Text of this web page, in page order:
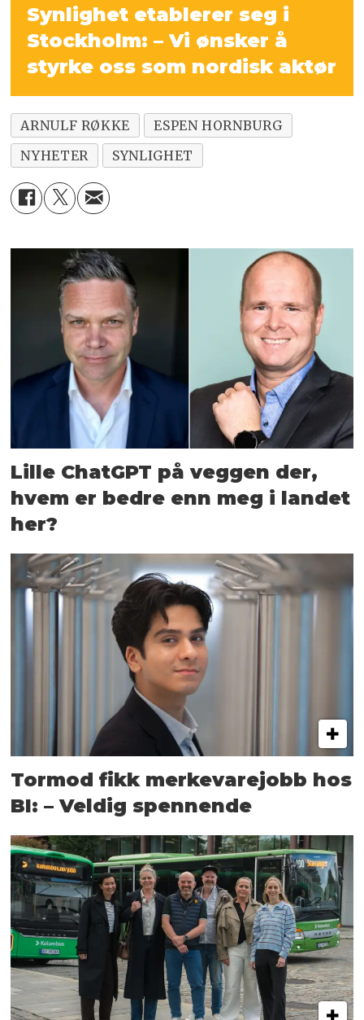
Synlighet etablerer seg i
Stockholm: – Vi ønsker å
styrke oss som nordisk aktør
ARNULF RØKKE
ESPEN HORNBURG
NYHETER
SYNLIGHET
Lille ChatGPT på veggen der,
hvem er bedre enn meg i landet
her?
Tormod fikk merkevarejobb hos
BI: – Veldig spennende